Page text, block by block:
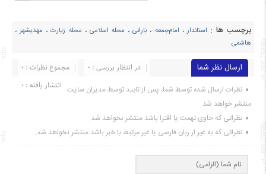
برچسب ها : استاندار، امام‌جمعه ، بارانی، محله اسلامی ، محله زیارت، مهدیشهر،
هاشمی
ارسال نظر شما مجموع نظرات : 0
در انتظار بررسی : 0
انتشار یافته : ۰ نظرات ارسال شده توسط شما، پس از تایید توسط مدیران سایت
منتشر خواهد شد.
نظراتی که حاوی تهمت یا افترا باشد منتشر نخواهد شد.
نظراتی که به غیر از زبان فارسی یا غیر مرتبط با خبر باشد منتشر نخواهد شد.